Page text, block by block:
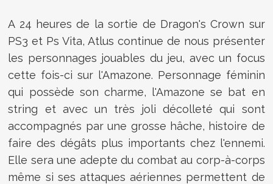
A 24 heures de la sortie de Dragon's Crown sur
PS3 et Ps Vita, Atlus continue de nous présenter
les personnages jouables du jeu, avec un focus
cette fois-ci sur l'Amazone. Personnage féminin
qui possède son charme, l'Amazone se bat en
string et avec un très joli décolleté qui sont
accompagnés par une grosse hâche, histoire de
faire des dégâts plus importants chez l'ennemi.
Elle sera une adepte du combat au corp-à-corps
même si ses attaques aériennes permettent de